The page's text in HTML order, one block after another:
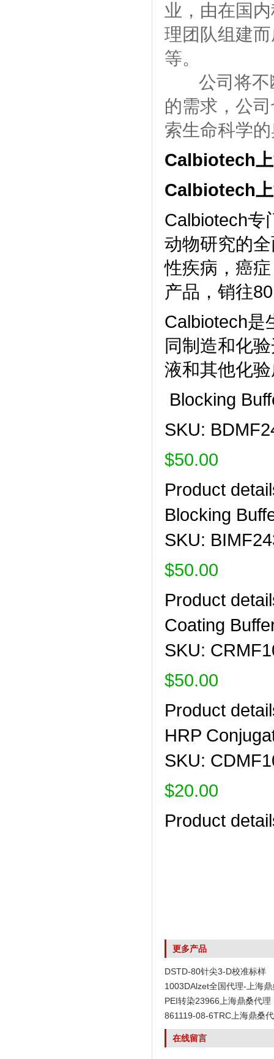
业，由在国
理团队组建
等。
公司将
的需求，公
索生命科学
Calbiotech
Calbiotech
Calbiotech专
动物研究的
性疾病，癌
产品，销往
Calbiotech是
同制造和化
液和其他化
Blocking
SKU:
$50.00
Product
Blocking
SKU:
$50.00
Product
Coating
SKU:
$50.00
Product
HRP
SKU:
$20.00
Product
更多产品
DSTD-80针尖3-D校准标样
1003DAlzet全国代理-上海鼎
PEI转染23966上海鼎桑代理
861119-08-6TRC上海鼎桑
在线留言